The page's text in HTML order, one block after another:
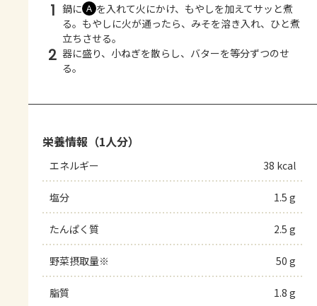
1 鍋に Ａ を入れて火にかけ、もやしを加えてサッと煮
る。もやしに火が通ったら、みそを溶き入れ、ひと煮
立ちさせる。
2 器に盛り、小ねぎを散らし、バターを等分ずつのせ
る。
栄養情報（1人分）
エネルギー 38 kcal
塩分 1.5 g
たんぱく質 2.5 g
野菜摂取量※ 50 g
脂質 1.8 g